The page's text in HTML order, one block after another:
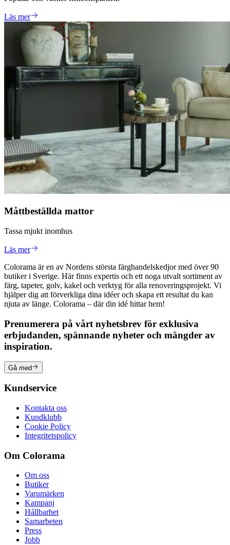
Läs mer
Måttbeställda mattor
Tassa mjukt inomhus
Läs mer
Colorama är en av Nordens största färghandelskedjor med över 90
butiker i Sverige. Här finns expertis och ett noga utvalt sortiment av
färg, tapeter, golv, kakel och verktyg för alla renoveringsprojekt. Vi
hjälper dig att förverkliga dina idéer och skapa ett resultat du kan
njuta av länge. Colorama – där din idé hittar hem!
Prenumerera på vårt nyhetsbrev för exklusiva
erbjudanden, spännande nyheter och mängder av
inspiration.
Gå med
Kundservice
Kontakta oss
Kundklubb
Cookie Policy
Integritetspolicy
Om Colorama
Om oss
Butiker
Varumärken
Kampanj
Hållbarhet
Samarbeten
Press
Jobb